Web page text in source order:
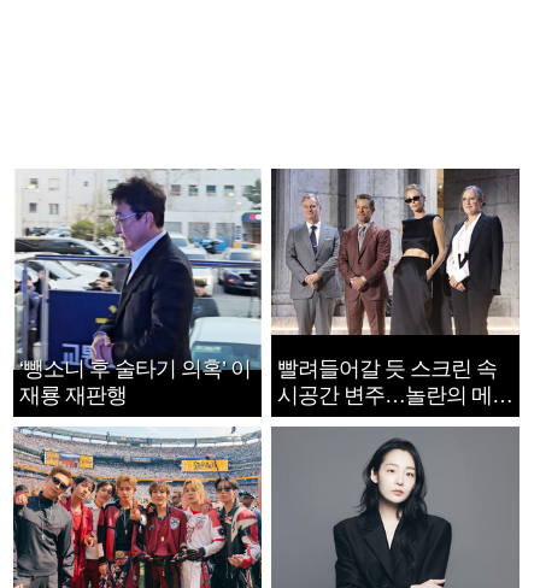
‘뺑소니 후 술타기 의혹’ 이
재룡 재판행
빨려들어갈 듯 스크린 속
시공간 변주…놀란의 메시
지는 ‘전쟁 속죄’